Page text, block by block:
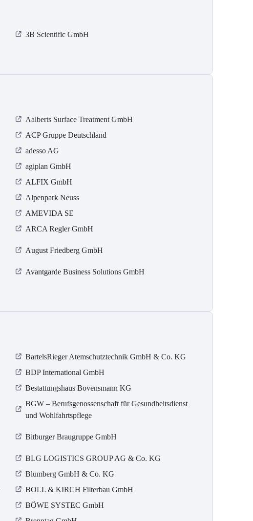
3B Scientific GmbH
Aalberts Surface Treatment GmbH
ACP Gruppe Deutschland
adesso AG
agiplan GmbH
ALFIX GmbH
Alpenpark Neuss
AMEVIDA SE
ARCA Regler GmbH
August Friedberg GmbH
Avantgarde Business Solutions GmbH
BartelsRieger Atemschutztechnik GmbH & Co. KG
BDP International GmbH
Bestattungshaus Bovensmann KG
BGW – Berufsgenossenschaft für Gesundheitsdienst
und Wohlfahrtspflege
Bitburger Braugruppe GmbH
BLG LOGISTICS GROUP AG & Co. KG
Blumberg GmbH & Co. KG
BOLL & KIRCH Filterbau GmbH
BÖWE SYSTEC GmbH